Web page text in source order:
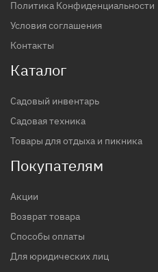
Политика Конфиденциальности
Условия соглашения
Контакты
Каталог
Садовый инвентарь
Садовая техника
Товары для отдыха и пикника
Покупателям
Акции
Возврат товара
Способы оплаты
Для юридических лиц